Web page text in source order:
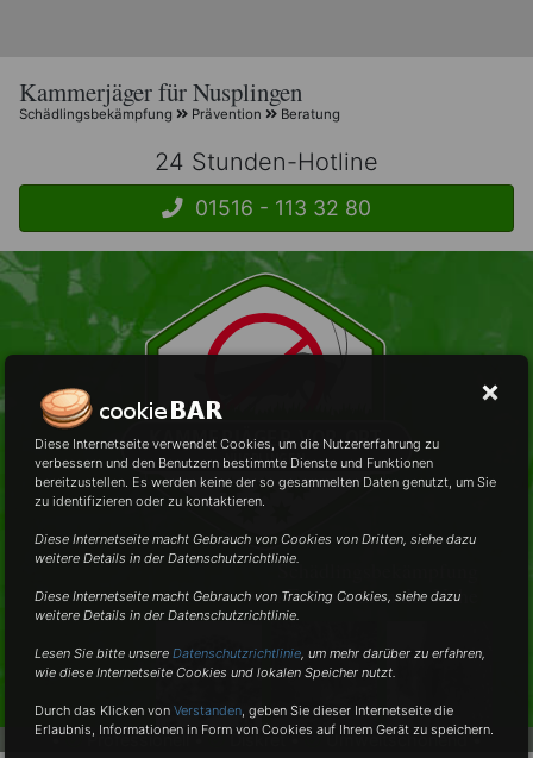
Kammerjäger für Nusplingen
Schädlingsbekämpfung Prävention Beratung
24 Stunden-Hotline
01516 - 113 32 80
Schädlingsbekämpfung
vom Fachmann in der Nähe
• Professionell • Diskret • Umweltschonend •
Diese Internetseite verwendet Cookies, um die Nutzererfahrung zu
verbessern und den Benutzern bestimmte Dienste und Funktionen
bereitzustellen. Es werden keine der so gesammelten Daten genutzt, um Sie
zu identifizieren oder zu kontaktieren.
Diese Internetseite macht Gebrauch von Cookies von Dritten, siehe dazu
weitere Details in der Datenschutzrichtlinie.
Diese Internetseite macht Gebrauch von Tracking Cookies, siehe dazu
weitere Details in der Datenschutzrichtlinie.
Lesen Sie bitte unsereDatenschutzrichtlinie, um mehr darüber zu erfahren,
wie diese Internetseite Cookies und lokalen Speicher nutzt.
Durch das Klicken vonVerstanden,geben Sie dieser Internetseite die
Erlaubnis, Informationen in Form von Cookies auf Ihrem Gerät zu speichern.